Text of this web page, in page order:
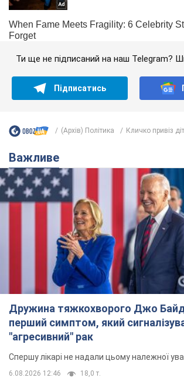
Ти ще не підписаний на наш Telegram?
Підписатись
(Архів) Політика Кличко привіз
Важливе
Дружина тяжкохворого Джо
перший симптом, який
"агресивний" рак
Спершу лікарі не надали цьому належної
6.08.2026 12:46 18,0 т.